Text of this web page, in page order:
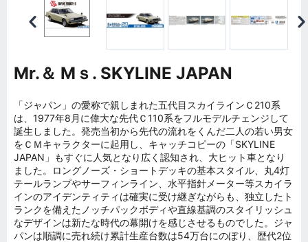
Mr.＆ Mｓ. SKYLINE JAPAN
「ジャパン」の愛称で親しまれた五代目スカイラインＣ210系
は、1977年8月に偉大な先代Ｃ110系をフルモデルチェンジして
誕生しました。発売当初から先代の流れをくんだ二人の若い男女
をＣＭキャラクターに起用し、キャッチコピーの「SKYLINE
JAPAN」もすぐに人気となり広く認知され、大ヒット車となり
ました。ロングノーズ・ショートデッキの基本スタイル、丸4灯
テールランプやサーフィンライン、水平指針メーター等スカイラ
インのアイデンティティは確実に受け継ぎながらも、独立したト
ランクを備えたノッチパックボディや直線基調のスタイリッシュ
なデザインは新たな時代の幕開けを感じさせるものでした。ジャ
パンは順調に売れ続け累計生産台数は54万台にのぼり、歴代2位